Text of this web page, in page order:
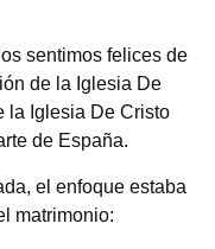
sentimos felices de
de la Iglesia De
la Iglesia De Cristo
de España.
el enfoque estaba
matrimonio: